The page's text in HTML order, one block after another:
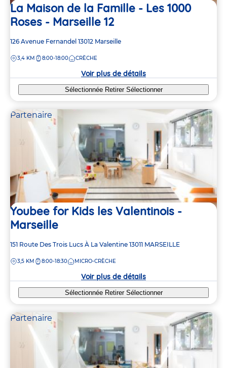
La Maison de la Famille - Les 1000
Roses - Marseille 12
Adresse
la
126 Avenue Fernandel 13012 Marseille
DISTANCE
3,4 KM 8:00-18:00 CRÈCHE
Voir plus de détails
Sélectionnée Retirer Sélectionner
Partenaire
Youbee for Kids les Valentinois -
Marseille
Adresse
la
151 Route Des Trois Lucs À La Valentine 13011 MARSEILLE
DISTANCE
3,5 KM 8:00-18:30 MICRO-CRÈCHE
Voir plus de détails
Sélectionnée Retirer Sélectionner
Partenaire